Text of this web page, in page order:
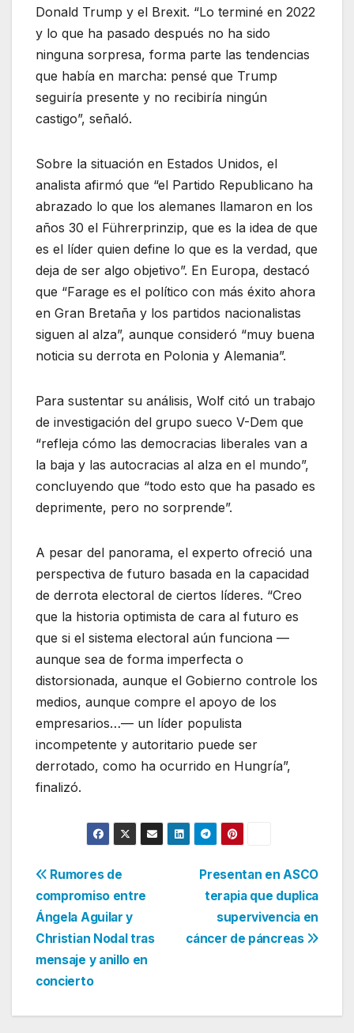
Donald Trump y el Brexit. “Lo terminé en 2022
y lo que ha pasado después no ha sido
ninguna sorpresa, forma parte las tendencias
que había en marcha: pensé que Trump
seguiría presente y no recibiría ningún
castigo”, señaló.
Sobre la situación en Estados Unidos, el
analista afirmó que “el Partido Republicano ha
abrazado lo que los alemanes llamaron en los
años 30 el Führerprinzip, que es la idea de que
es el líder quien define lo que es la verdad, que
deja de ser algo objetivo”. En Europa, destacó
que “Farage es el político con más éxito ahora
en Gran Bretaña y los partidos nacionalistas
siguen al alza”, aunque consideró “muy buena
noticia su derrota en Polonia y Alemania”.
Para sustentar su análisis, Wolf citó un trabajo
de investigación del grupo sueco V-Dem que
“refleja cómo las democracias liberales van a
la baja y las autocracias al alza en el mundo”,
concluyendo que “todo esto que ha pasado es
deprimente, pero no sorprende”.
A pesar del panorama, el experto ofreció una
perspectiva de futuro basada en la capacidad
de derrota electoral de ciertos líderes. “Creo
que la historia optimista de cara al futuro es
que si el sistema electoral aún funciona —
aunque sea de forma imperfecta o
distorsionada, aunque el Gobierno controle los
medios, aunque compre el apoyo de los
empresarios…— un líder populista
incompetente y autoritario puede ser
derrotado, como ha ocurrido en Hungría”,
finalizó.
Navegación
de
entradas
Presentan en ASCO
terapia que duplica
supervivencia en
cáncer de páncreas
Rumores de
compromiso entre
Ángela Aguilar y
Christian Nodal tras
mensaje y anillo en
concierto